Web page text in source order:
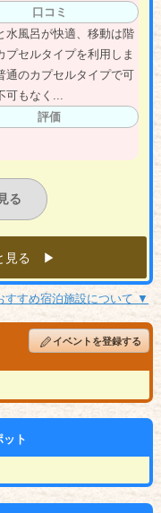
口コミ
水風呂が快適、移動は階
プセルタイプを利用しま
通のカプセルタイプで可
可もなく...
評価
る
見る ▶︎
すめ宿泊施設について ▼
イベントを登録する
ト